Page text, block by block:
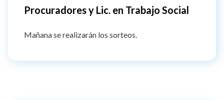
Procuradores y Lic. en Trabajo Social
Mañana se realizarán los sorteos.